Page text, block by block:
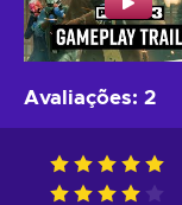
Avaliações: 2